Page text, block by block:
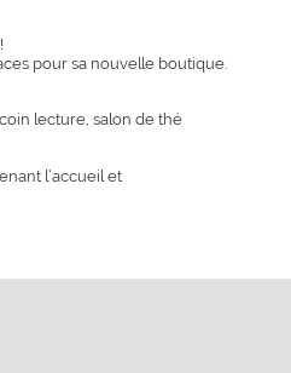
pour sa nouvelle boutique.
lecture, salon de thé
l’accueil et